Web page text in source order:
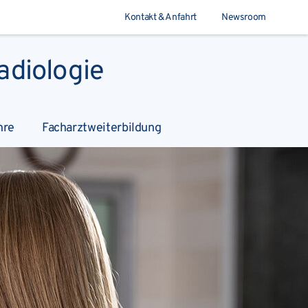
Kontakt & Anfahrt Newsroom
Facharztweiterbildung
Suchen